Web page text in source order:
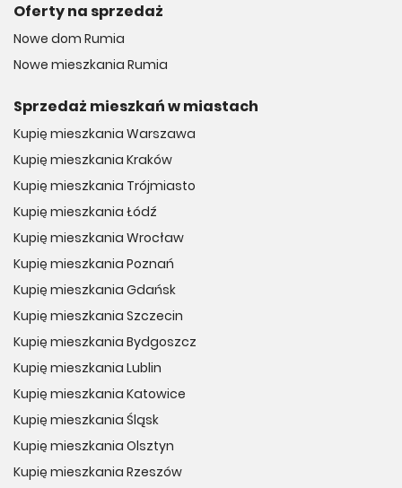
Oferty na sprzedaż
Nowe dom Rumia
Nowe mieszkania Rumia
Sprzedaż mieszkań w miastach
Kupię mieszkania Warszawa
Kupię mieszkania Kraków
Kupię mieszkania Trójmiasto
Kupię mieszkania Łódź
Kupię mieszkania Wrocław
Kupię mieszkania Poznań
Kupię mieszkania Gdańsk
Kupię mieszkania Szczecin
Kupię mieszkania Bydgoszcz
Kupię mieszkania Lublin
Kupię mieszkania Katowice
Kupię mieszkania Śląsk
Kupię mieszkania Olsztyn
Kupię mieszkania Rzeszów